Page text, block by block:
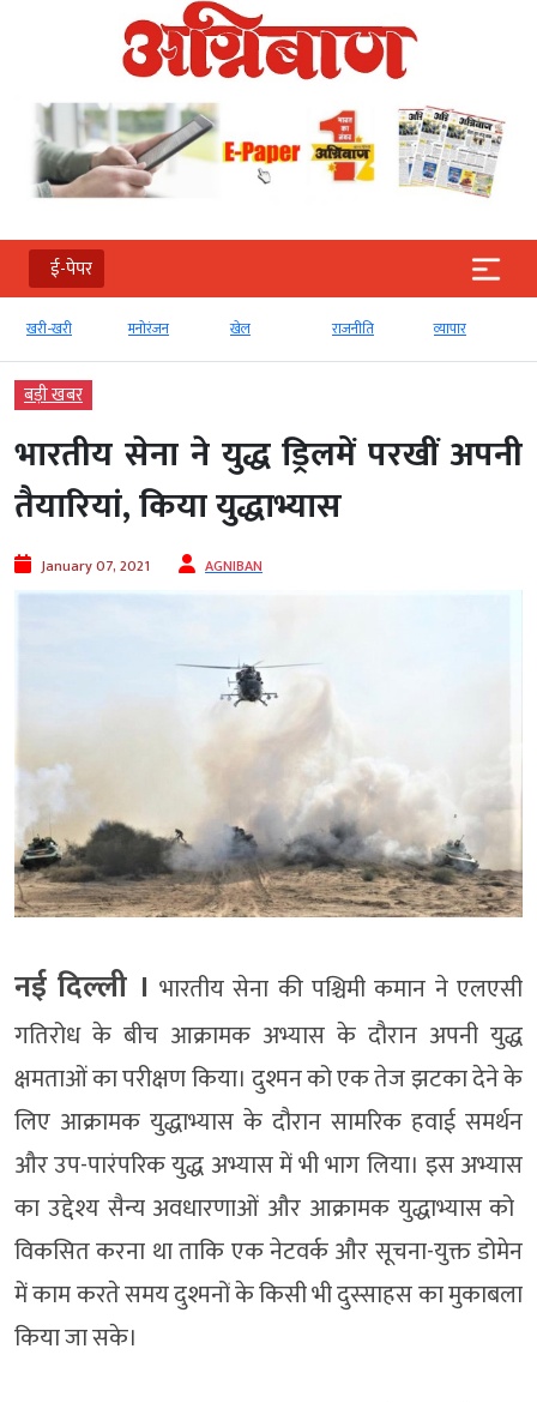
ई-पेपर
खरी-खरी मनोरंजन खेल राजनीति व्‍यापार
बड़ी खबर
भारतीय सेना ने युद्ध ड्रिल​में परखीं अपनी
तैयारियां, किया युद्धाभ्यास
January 07, 2021 AGNIBAN
नई दिल्ली ।​ भारतीय सेना की पश्चिमी कमान ने ​एलएसी
गतिरोध के बीच ​​आक्रामक अभ्यास के दौरान​ अपनी युद्ध
क्षमताओं का परीक्षण किया​​​​।​ ​दुश्म​​न को एक तेज झटका देने के
लिए आक्रामक युद्धाभ्यास ​के दौरान सामरिक हवाई समर्थन
और उप-पारंपरिक युद्ध अभ्यास में भी भाग लिया​​।​ ​इस अभ्यास
का उद्देश्य सैन्य अवधारणाओं और ​​आक्रामक युद्धाभ्यास को ​
विकसित ​करना था ताकि एक नेटवर्क और सूचना-युक्त डोमेन
में काम करते समय ​दुश्मनों के किसी भी दुस्साहस का मुकाबला
किया जा सके​।​​​